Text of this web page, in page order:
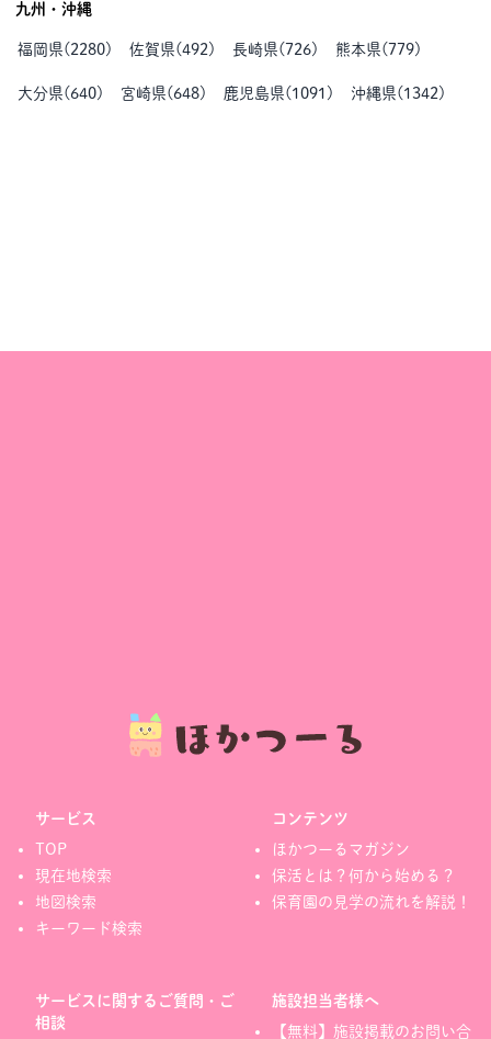
九州・沖縄
福岡県( 2280) 佐賀県(492 ) 長崎県( 726) 熊本県( 779)
大分県( 640) 宮崎県( 648) 鹿児島県( 1091 ) 沖縄県( 1342 )
サービス
TOP
現在地検索
地図検索
キーワード検索
コンテンツ
ほかつーるマガジン
保活とは？何から始める？
保育園の見学の流れを解説！
サービスに関するご質問・ご
相談
施設担当者様へ
【無料】施設掲載のお問い合